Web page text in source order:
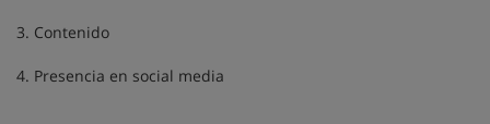
3. Contenido
4. Presencia en social media